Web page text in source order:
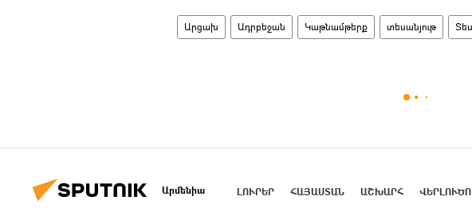
Արցախ Ադրբեջան Կաթնամթերք տեսանյութ
Արմենիա ԼՈՒՐԵՐ ՀԱՅԱՍՏԱՆ ԱՇԽԱՐՀ